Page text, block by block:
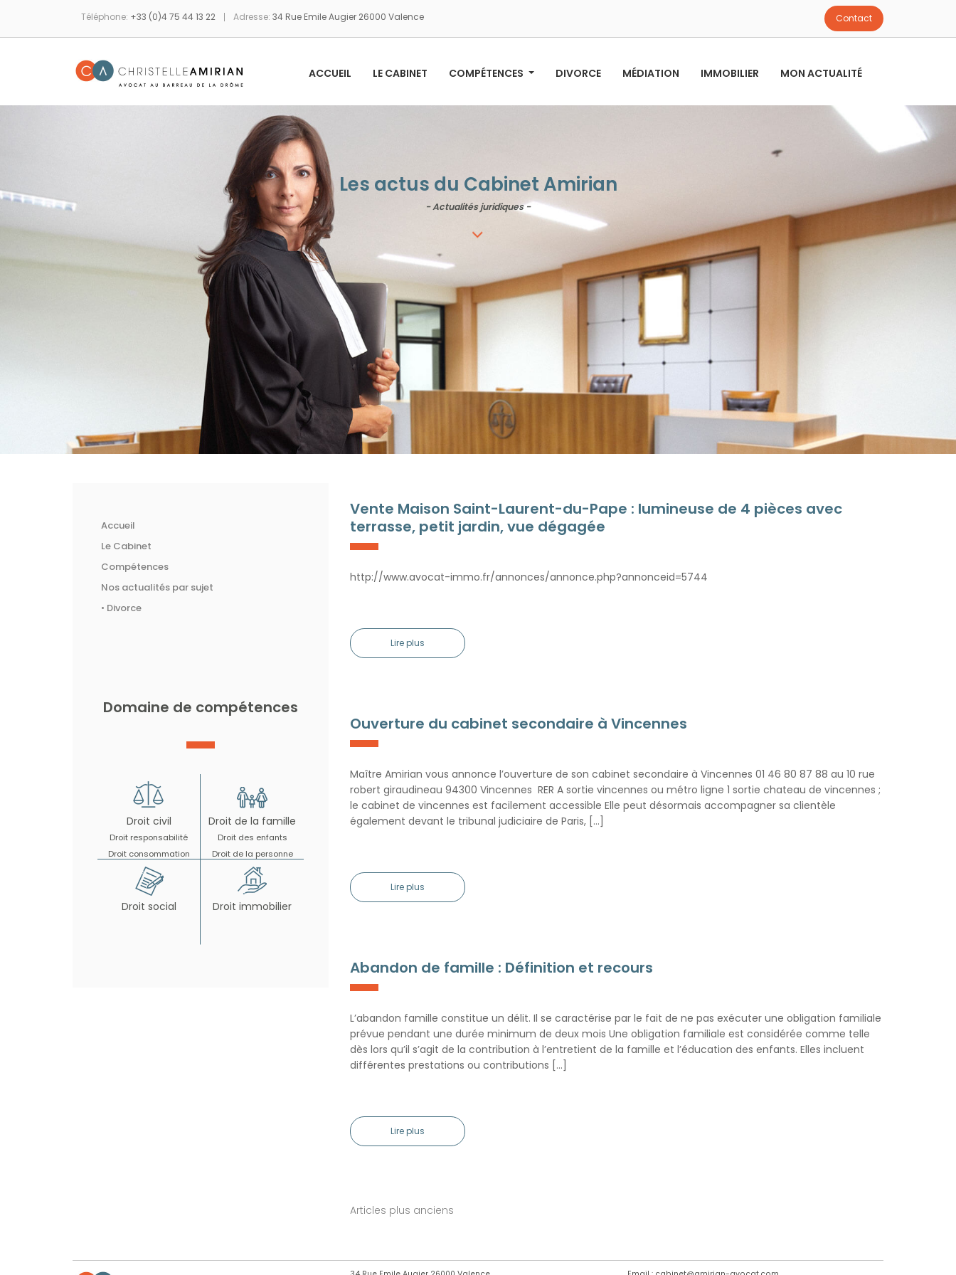
content
Téléphone: +33 (0)4 75 44 13 22 Adresse: 34 Rue Emile Augier 26000 Valence Contact
ACCUEIL LE CABINET COMPÉTENCES DIVORCE MÉDIATION IMMOBILIER MON ACTUALITÉ
Les actus du Cabinet Amirian
- Actualités juridiques -
Accueil
Le Cabinet
Compétences
Nos actualités par sujet
• Divorce
Domaine de compétences
Droit civil
Droit responsabilité
Droit consommation
Droit de la famille
Droit des enfants
Droit de la personne
Droit social Droit immobilier
Vente Maison Saint-Laurent-du-Pape : lumineuse de 4 pièces avec
terrasse, petit jardin, vue dégagée
http://www.avocat-immo.fr/annonces/annonce.php?annonceid=5744
Lire plus
Ouverture du cabinet secondaire à Vincennes
Maître Amirian vous annonce l’ouverture de son cabinet secondaire à Vincennes 01 46 80 87 88 au 10 rue
robert giraudineau 94300 Vincennes RER A sortie vincennes ou métro ligne 1 sortie chateau de vincennes ;
le cabinet de vincennes est facilement accessible Elle peut désormais accompagner sa clientèle
également devant le tribunal judiciaire de Paris, […]
Lire plus
Abandon de famille : Définition et recours
L’abandon famille constitue un délit. Il se caractérise par le fait de ne pas exécuter une obligation familiale
prévue pendant une durée minimum de deux mois Une obligation familiale est considérée comme telle
dès lors qu’il s’agit de la contribution à l’entretient de la famille et l’éducation des enfants. Elles incluent
différentes prestations ou contributions […]
Lire plus
articles
Articles plus anciens